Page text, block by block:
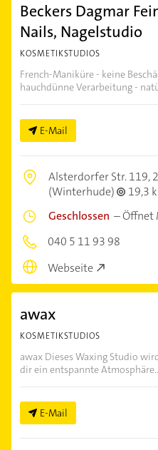
Beckers Dagmar
Nails, Nagelstudio
KOSMETIKSTUDIOS
French-Maniküre - keine
hauchdünne Verarbeitung -
E-Mail
Alsterdorfer Str. 119,
(Winterhude)
19,3
Geschlossen –Öffnet
040 5 11 93 98
Webseite
awax
KOSMETIKSTUDIOS
awax Dieses Waxing Studio
dir ein entspannte Atmosphäre...
E-Mail